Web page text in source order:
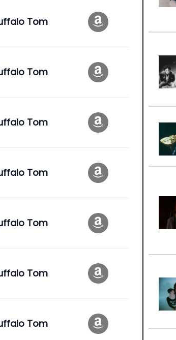
Tom
Tom
Tom
Tom
Tom
Tom
Tom